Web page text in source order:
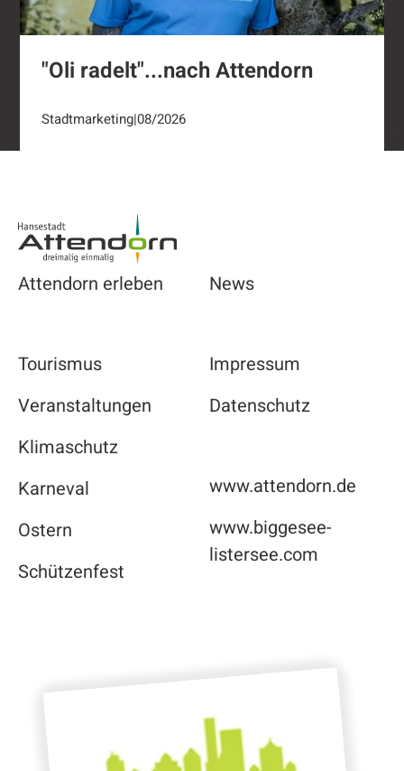
"Oli radelt"...nach Attendorn
Stadtmarketing|08/2026
Attendorn erleben
Tourismus
Veranstaltungen
Klimaschutz
Karneval
Ostern
Schützenfest
News
Impressum
Datenschutz
www.attendorn.de
www.biggesee-
listersee.com